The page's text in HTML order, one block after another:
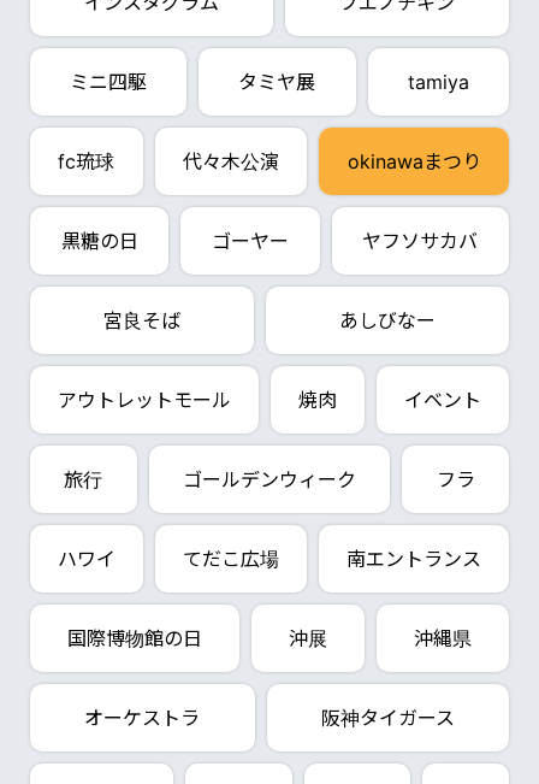
ミニ四駆 タミヤ展 tamiya
fc琉球 代々木公演 okinawaまつり
黒糖の日 ゴーヤー ヤフソサカバ
宮良そば あしびなー
アウトレットモール 焼肉 イベント
旅行 ゴールデンウィーク フラ
ハワイ てだこ広場 南エントランス
国際博物館の日 沖展 沖縄県
オーケストラ 阪神タイガース